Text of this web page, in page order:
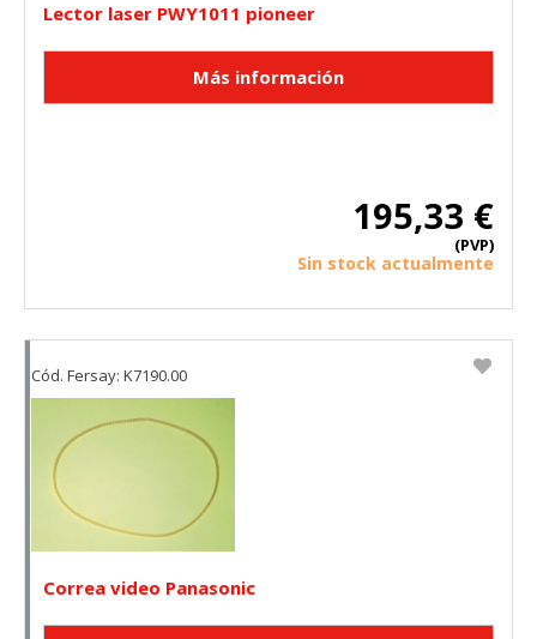
Lector laser PWY1011 pioneer
195,33 €
(PVP)
Sin stock actualmente
Correa video Panasonic
Cód. Fersay: K7190.00